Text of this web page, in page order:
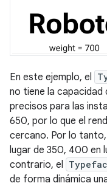
En este ejemplo, el
no tiene la
precisos para las
650, por lo que el
cercano. Por lo
lugar de 350, 400 en
contrario, el
de forma dinámica